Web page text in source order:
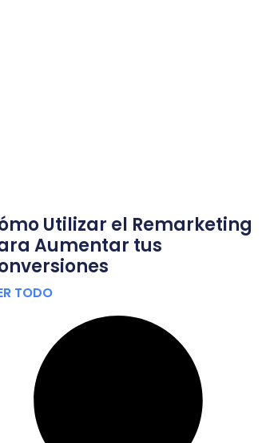
Utilizar el Remarketing
Aumentar tus
TODO